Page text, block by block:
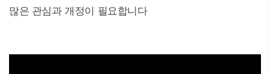
많은 관심과 개정이 필요합니다